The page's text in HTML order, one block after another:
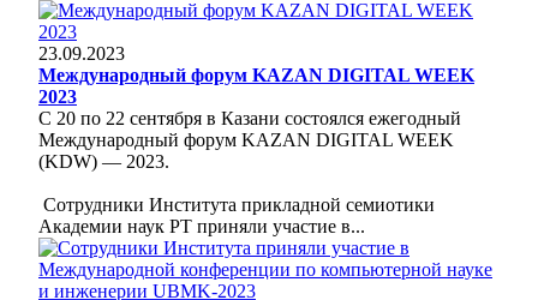
23.09.2023
Международный форум KAZAN DIGITAL WEEK
2023
С 20 по 22 сентября в Казани состоялся ежегодный
Международный форум KAZAN DIGITAL WEEK
(KDW) — 2023.
Сотрудники Института прикладной семиотики
Академии наук РТ приняли участие в...